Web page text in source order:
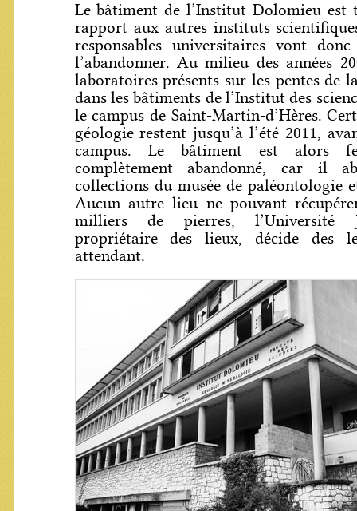
Le bâtiment de l’Institut Dolomieu est
rapport aux autres instituts
responsables universitaires vont donc
l’abandonner. Au milieu des années
laboratoires présents sur les pentes de
dans les bâtiments de l’Institut des
le campus de Saint-Martin-d’Hères.
géologie restent jusqu’à l’été 2011,
campus. Le bâtiment est alors
complètement abandonné, car il
collections du musée de paléontologie
Aucun autre lieu ne pouvant
milliers de pierres, l’Université
propriétaire des lieux, décide des
attendant.